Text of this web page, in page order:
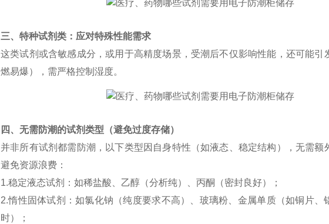
三、特种试剂类：应对特殊性能需求
这类试剂或含敏感成分，或用于高精度场景，受潮后不仅影响性能，还可能引
燃易爆），需严格控制湿度。
四、无需防潮的试剂类型（避免过度存储）
并非所有试剂都需防潮，以下类型因自身特性（如液态、稳定结构），无需额
避免资源浪费：
1.稳定液态试剂：如稀盐酸、乙醇（分析纯）、丙酮（密封良好）；
2.惰性固体试剂：如氯化钠（纯度要求不高）、玻璃粉、金属单质（如铜片、
时）；